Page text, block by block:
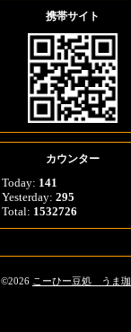
携帯サイト
カウンター
Today: 141
Yesterday: 295
Total: 1532726
©2026 こーひー豆処 うま珈